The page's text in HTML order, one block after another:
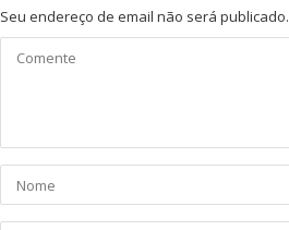
Seu endereço de email não será publicado.